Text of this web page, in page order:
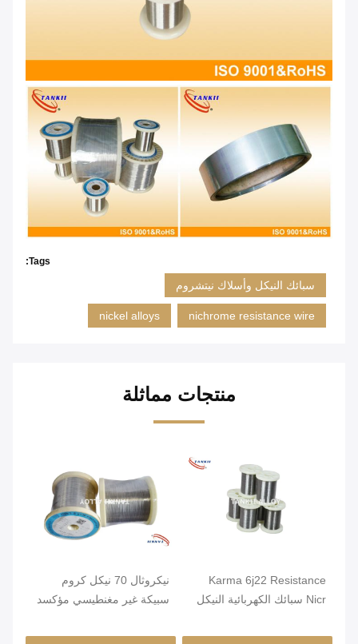
Tags:
سبائك النيكل وأسلاك نيتشروم
nichrome resistance wire
nickel alloys
منتجات مماثلة
Karma 6j22 Resistance
Nicr سبائك الكهربائية النيكل
نيكروثال 70 نيكل كروم
سبيكة غير مغنطيسي مؤكسد